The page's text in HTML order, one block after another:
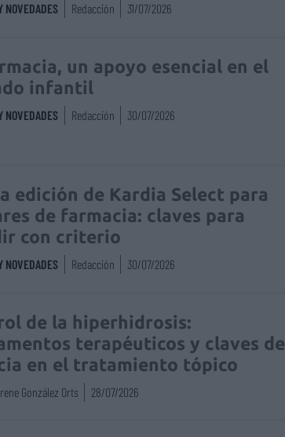
NOVEDADES Redacción 31/07/2026
un apoyo esencial en el
infantil
NOVEDADES Redacción 30/07/2026
edición de Kardia Select para
de farmacia: claves para
con criterio
NOVEDADES Redacción 30/07/2026
de la hiperhidrosis:
terapéuticos y claves de
en el tratamiento tópico
González Orts 28/07/2026